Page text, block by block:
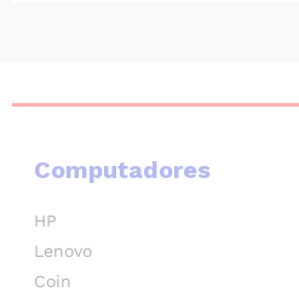
Computadores
HP
Lenovo
Coin